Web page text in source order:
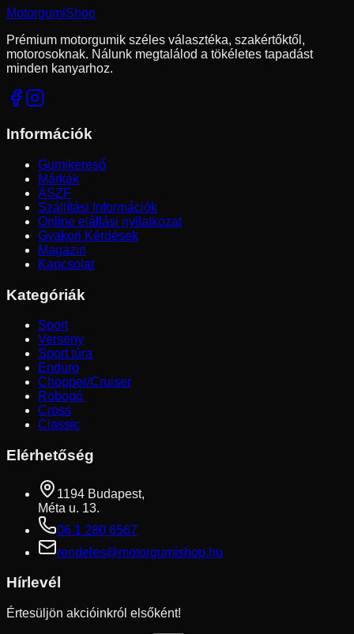
MotorgumiShop
Prémium motorgumik széles választéka, szakértőktől,
motorosoknak. Nálunk megtalálod a tökéletes tapadást
minden kanyarhoz.
Információk
Gumikereső
Márkák
ÁSZF
Szállítási Információk
Online elállási nyilatkozat
Gyakori Kérdések
Magazin
Kapcsolat
Kategóriák
Sport
Verseny
Sport túra
Enduro
Chopper/Cruiser
Robogó
Cross
Classic
Elérhetőség
1194 Budapest,
Méta u. 13.
06 1 280 6567
rendeles@motorgumishop.hu
Hírlevél
Értesüljön akcióinkról elsőként!